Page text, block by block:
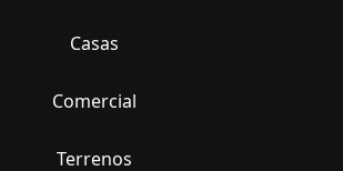
Casas
Comercial
Terrenos